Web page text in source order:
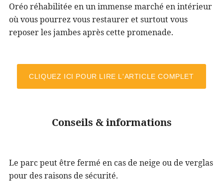
Oréo réhabilitée en un immense marché en intérieur
où vous pourrez vous restaurer et surtout vous
reposer les jambes après cette promenade.
CLIQUEZ ICI POUR LIRE L'ARTICLE COMPLET
Conseils & informations
Le parc peut être fermé en cas de neige ou de verglas
pour des raisons de sécurité.